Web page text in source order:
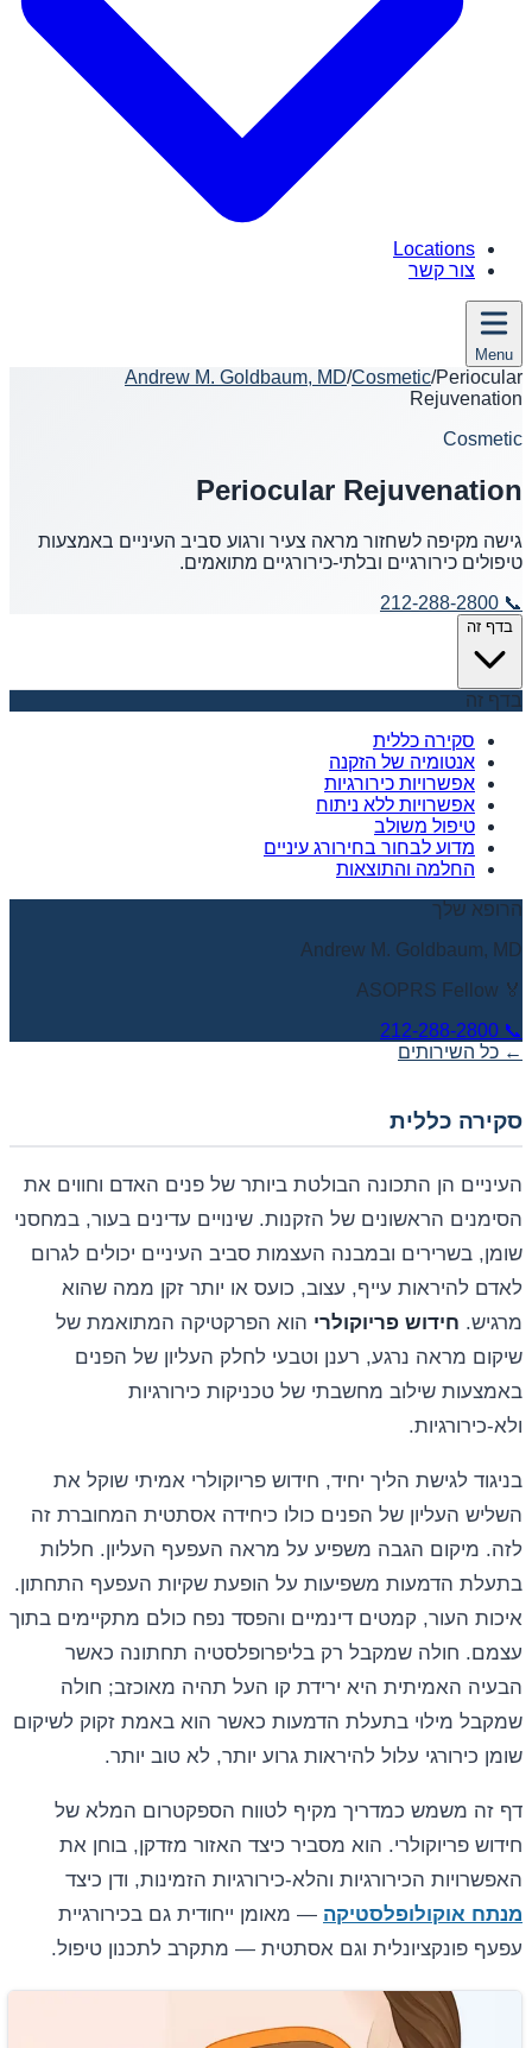
Locations
צור קשר
Menu
Andrew M. Goldbaum, MD/Cosmetic/Periocular
Rejuvenation
Cosmetic
Periocular Rejuvenation
גישה מקיפה לשחזור מראה צעיר ורגוע סביב העיניים באמצעות
טיפולים כירורגיים ובלתי-כירורגיים מתואמים.
📞
212-288-2800
בדף זה
בדף זה
סקירה כללית
אנטומיה של הזקנה
אפשרויות כירורגיות
אפשרויות ללא ניתוח
טיפול משולב
מדוע לבחור בחירורג עיניים
החלמה והתוצאות
הרופא שלך
Andrew M. Goldbaum, MD
🏅 ASOPRS Fellow
📞
212-288-2800
← כל השירותים
סקירה כללית
העיניים הן התכונה הבולטת ביותר של פנים האדם וחווים את
הסימנים הראשונים של הזקנות. שינויים עדינים בעור, במחסני
שומן, בשרירים ובמבנה העצמות סביב העיניים יכולים לגרום
לאדם להיראות עייף, עצוב, כועס או יותר זקן ממה שהוא
מרגיש. חידוש פריוקולרי הוא הפרקטיקה המתואמת של
שיקום מראה נרגע, רענן וטבעי לחלק העליון של הפנים
באמצעות שילוב מחשבתי של טכניקות כירורגיות
ולא-כירורגיות.
בניגוד לגישת הליך יחיד, חידוש פריוקולרי אמיתי שוקל את
השליש העליון של הפנים כולו כיחידה אסתטית המחוברת זה
לזה. מיקום הגבה משפיע על מראה העפעף העליון. חללות
בתעלת הדמעות משפיעות על הופעת שקיות העפעף התחתון.
איכות העור, קמטים דינמיים והפסד נפח כולם מתקיימים בתוך
עצמם. חולה שמקבל רק בליפרופלסטיה תחתונה כאשר
הבעיה האמיתית היא ירידת קו העל תהיה מאוכזב; חולה
שמקבל מילוי בתעלת הדמעות כאשר הוא באמת זקוק לשיקום
שומן כירורגי עלול להיראות גרוע יותר, לא טוב יותר.
דף זה משמש כמדריך מקיף לטווח הספקטרום המלא של
חידוש פריוקולרי. הוא מסביר כיצד האזור מזדקן, בוחן את
האפשרויות הכירורגיות והלא-כירורגיות הזמינות, ודן כיצד
מנתח אוקולופלסטיקה — מאומן ייחודית גם בכירורגיית
עפעף פונקציונלית וגם אסתטית — מתקרב לתכנון טיפול.